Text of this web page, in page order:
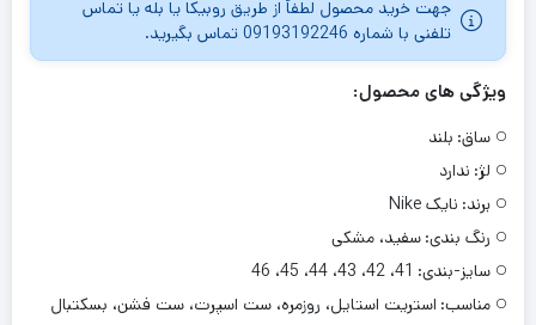
جهت خرید محصول لطفاٌ از طریق روبیکا یا بله یا تماس
تلفنی با شماره 09193192246 تماس بگیرید.
ویژگی های محصول:
ساق: بلند
لژ: ندارد
برند: نایک Nike
رنگ بندی: سفید، مشکی
سایز-بندی: 41، 42، 43، 44، 45، 46
مناسب: استریت استایل، روزمره، ست اسپرت، ست فشن، بسکتبال